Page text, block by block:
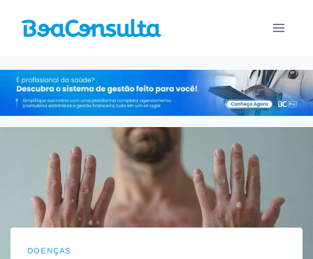
para
DOENÇAS